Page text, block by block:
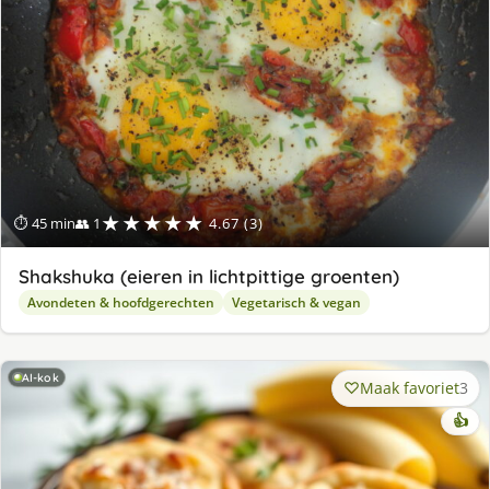
⏱ 45 min👥 1 ★★★★★ 4.67 (3)
Shakshuka (eieren in lichtpittige groenten)
Avondeten & hoofdgerechten Vegetarisch & vegan
AI-kok Maak favoriet3
👍